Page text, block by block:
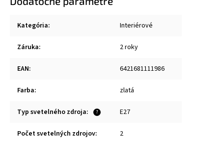
Kategória: Interiérové
Záruka: 2 roky
EAN: 6421681111986
Farba: zlatá
?
Typ svetelného zdroja: E27
Počet svetelných zdrojov: 2